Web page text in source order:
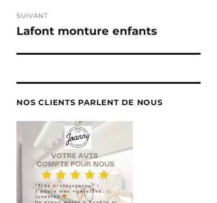
SUIVANT
Publication
Lafont monture enfants
NOS CLIENTS PARLENT DE NOUS